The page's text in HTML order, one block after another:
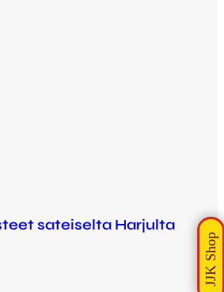
sateiselta Harjulta